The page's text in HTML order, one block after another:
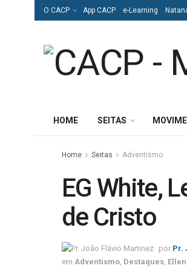
O CACP App CACP e-Learning
HOME SEITAS
Home Seitas Adventismo
EG White,
de Cristo
por Pr.
em Adventismo, Destaques,